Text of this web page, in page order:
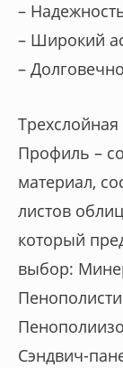
–
– Широкий
–
Профиль –
материал,
листов
который
выбор:
Сэндвич-